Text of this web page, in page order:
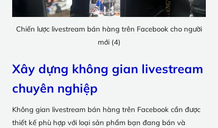
Chiến lược livestream bán hàng trên Facebook cho người
mới (4)
Xây dựng không gian livestream
chuyên nghiệp
Không gian livestream bán hàng trên Facebook cần được
thiết kế phù hợp với loại sản phẩm bạn đang bán và